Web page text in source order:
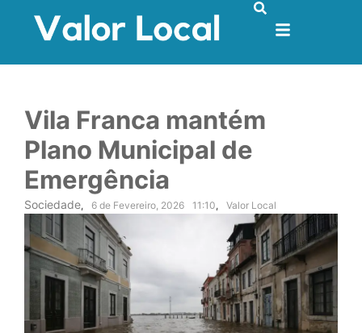
Vila Franca mantém
Plano Municipal de
Emergência
Sociedade, 6 de Fevereiro, 2026 11:10, Valor Local